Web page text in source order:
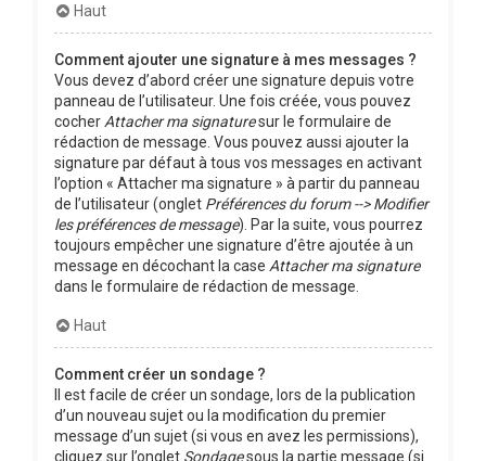
Haut
Comment ajouter une signature à mes messages ?
Vous devez d’abord créer une signature depuis votre
panneau de l’utilisateur. Une fois créée, vous pouvez
cocher Attacher ma signaturesur le formulaire de
rédaction de message. Vous pouvez aussi ajouter la
signature par défaut à tous vos messages en activant
l’option « Attacher ma signature » à partir du panneau
de l’utilisateur (onglet Préférences du forum --> Modifier
les préférences de message). Par la suite, vous pourrez
toujours empêcher une signature d’être ajoutée à un
message en décochant la case Attacher ma signature
dans le formulaire de rédaction de message.
Haut
Comment créer un sondage ?
Il est facile de créer un sondage, lors de la publication
d’un nouveau sujet ou la modification du premier
message d’un sujet (si vous en avez les permissions),
cliquez sur l’onglet Sondagesous la partie message (si